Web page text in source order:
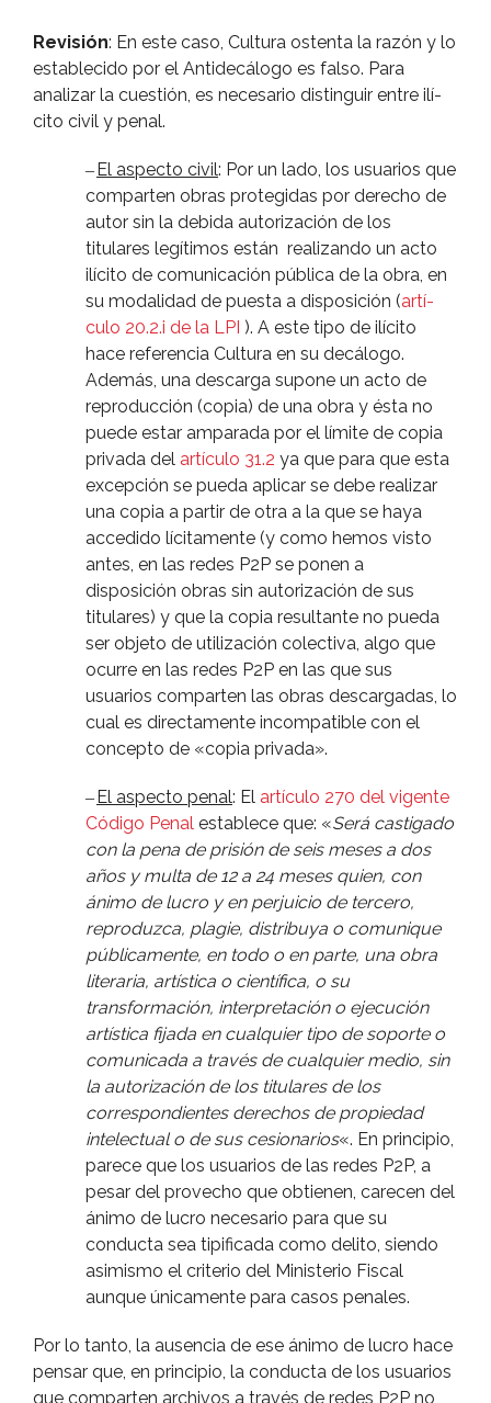
Revisión: En este caso, Cultura ostenta la razón y lo
establecido por el Antidecálogo es falso. Para
analizar la cuestión, es necesario distinguir entre ilí­
cito civil y penal.
–El aspecto civil: Por un lado, los usuarios que
comparten obras protegidas por derecho de
autor sin la debida autorización de los
titulares legí­timos están realizando un acto
ilí­cito de comunicación pública de la obra, en
su modalidad de puesta a disposición (artí­
culo 20.2.i de la LPI ). A este tipo de ilí­cito
hace referencia Cultura en su decálogo.
Además, una descarga supone un acto de
reproducción (copia) de una obra y ésta no
puede estar amparada por el lí­mite de copia
privada del artí­culo 31.2 ya que para que esta
excepción se pueda aplicar se debe realizar
una copia a partir de otra a la que se haya
accedido lí­citamente (y como hemos visto
antes, en las redes P2P se ponen a
disposición obras sin autorización de sus
titulares) y que la copia resultante no pueda
ser objeto de utilización colectiva, algo que
ocurre en las redes P2P en las que sus
usuarios comparten las obras descargadas, lo
cual es directamente incompatible con el
concepto de «copia privada».
–El aspecto penal: El artí­culo 270 del vigente
Código Penal establece que: «Será castigado
con la pena de prisión de seis meses a dos
años y multa de 12 a 24 meses quien, con
ánimo de lucro y en perjuicio de tercero,
reproduzca, plagie, distribuya o comunique
públicamente, en todo o en parte, una obra
literaria, artí­stica o cientí­fica, o su
transformación, interpretación o ejecución
artí­stica fijada en cualquier tipo de soporte o
comunicada a través de cualquier medio, sin
la autorización de los titulares de los
correspondientes derechos de propiedad
intelectual o de sus cesionarios«. En principio,
parece que los usuarios de las redes P2P, a
pesar del provecho que obtienen, carecen del
ánimo de lucro necesario para que su
conducta sea tipificada como delito, siendo
asimismo el criterio del Ministerio Fiscal
aunque únicamente para casos penales.
Por lo tanto, la ausencia de ese ánimo de lucro hace
pensar que, en principio, la conducta de los usuarios
que comparten archivos a través de redes P2P no